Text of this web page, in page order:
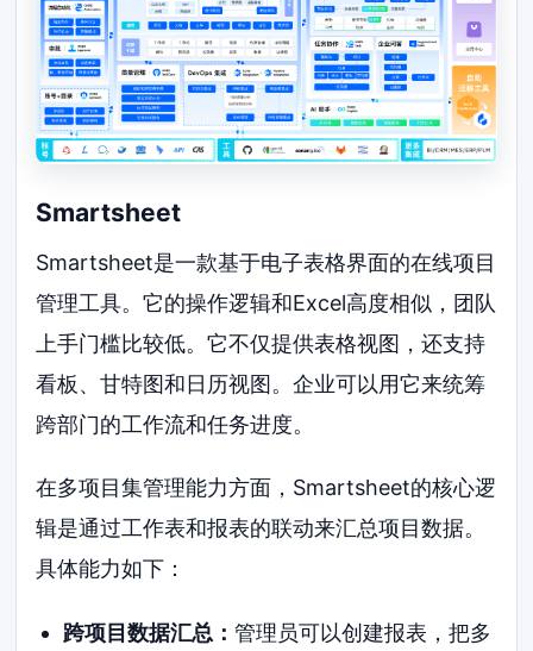
Smartsheet
Smartsheet是一款基于电子表格界面的在线项目
管理工具。它的操作逻辑和Excel高度相似，团队
上手门槛比较低。它不仅提供表格视图，还支持
看板、甘特图和日历视图。企业可以用它来统筹
跨部门的工作流和任务进度。
在多项目集管理能力方面，Smartsheet的核心逻
辑是通过工作表和报表的联动来汇总项目数据。
具体能力如下：
跨项目数据汇总： 管理员可以创建报表，把多